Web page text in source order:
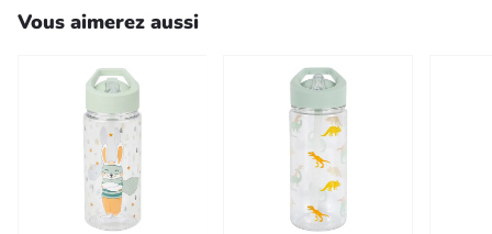
Vous aimerez aussi